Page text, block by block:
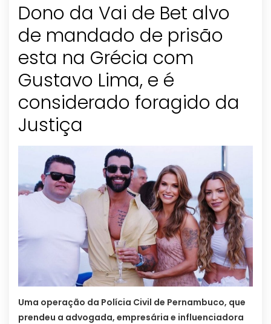
Dono da Vai de Bet alvo
de mandado de prisão
esta na Grécia com
Gustavo Lima, e é
considerado foragido da
Justiça
Uma operação da Polícia Civil de Pernambuco, que
prendeu a advogada, empresária e influenciadora